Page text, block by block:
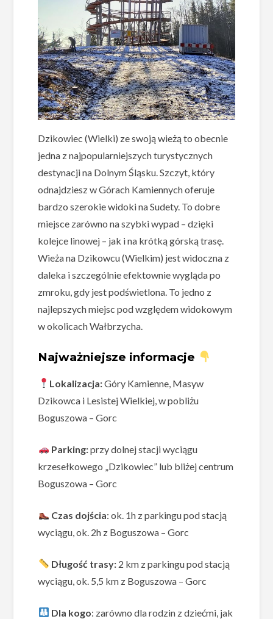
Dzikowiec (Wielki) ze swoją wieżą to obecnie
jedna z najpopularniejszych turystycznych
destynacji na Dolnym Śląsku. Szczyt, który
odnajdziesz w Górach Kamiennych oferuje
bardzo szerokie widoki na Sudety. To dobre
miejsce zarówno na szybki wypad – dzięki
kolejce linowej – jak i na krótką górską trasę.
Wieża na Dzikowcu (Wielkim) jest widoczna z
daleka i szczególnie efektownie wygląda po
zmroku, gdy jest podświetlona. To jedno z
najlepszych miejsc pod względem widokowym
w okolicach Wałbrzycha.
Najważniejsze informacje
Lokalizacja:Góry Kamienne, Masyw
Dzikowca i Lesistej Wielkiej, w pobliżu
Boguszowa – Gorc
Parking:przy dolnej stacji wyciągu
krzesełkowego „Dzikowiec” lub bliżej centrum
Boguszowa – Gorc
Czas dojścia: ok. 1h z parkingu pod stacją
wyciągu, ok. 2h z Boguszowa – Gorc
Długość trasy:2 km z parkingu pod stacją
wyciągu, ok. 5,5 km z Boguszowa – Gorc
Dla kogo: zarówno dla rodzin z dziećmi, jak